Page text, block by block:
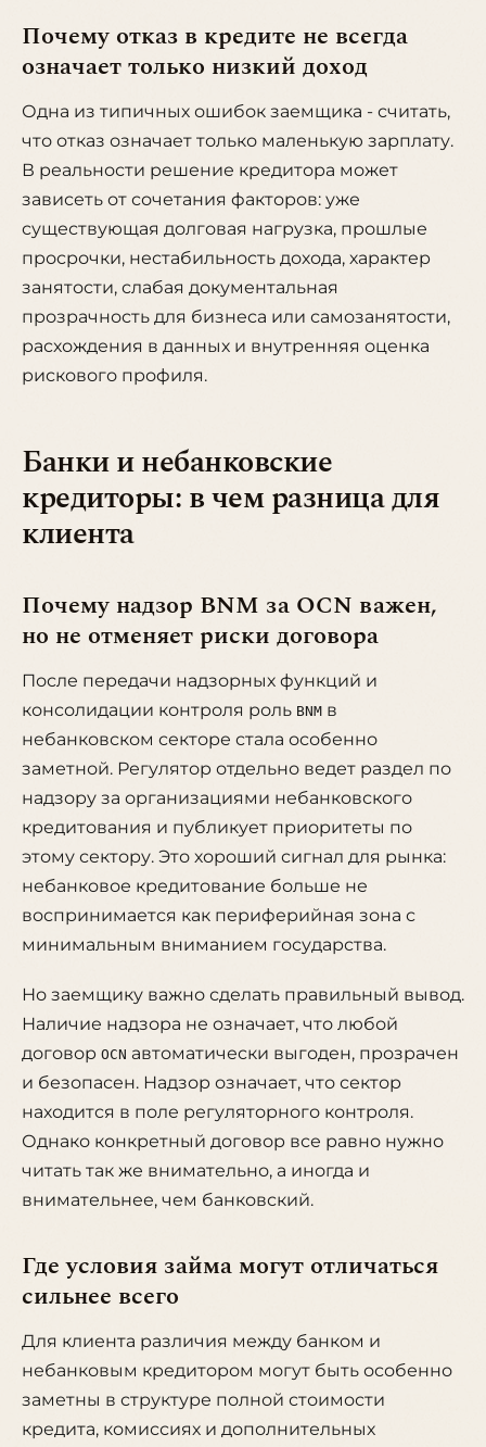
Почему отказ в кредите не всегда
означает только низкий доход
Одна из типичных ошибок заемщика - считать,
что отказ означает только маленькую зарплату.
В реальности решение кредитора может
зависеть от сочетания факторов: уже
существующая долговая нагрузка, прошлые
просрочки, нестабильность дохода, характер
занятости, слабая документальная
прозрачность для бизнеса или самозанятости,
расхождения в данных и внутренняя оценка
рискового профиля.
Банки и небанковские
кредиторы: в чем разница для
клиента
Почему надзор BNM за OCN важен,
но не отменяет риски договора
После передачи надзорных функций и
консолидации контроля роль BNM в
небанковском секторе стала особенно
заметной. Регулятор отдельно ведет раздел по
надзору за организациями небанковского
кредитования и публикует приоритеты по
этому сектору. Это хороший сигнал для рынка:
небанковое кредитование больше не
воспринимается как периферийная зона с
минимальным вниманием государства.
Но заемщику важно сделать правильный вывод.
Наличие надзора не означает, что любой
договор OCN автоматически выгоден, прозрачен
и безопасен. Надзор означает, что сектор
находится в поле регуляторного контроля.
Однако конкретный договор все равно нужно
читать так же внимательно, а иногда и
внимательнее, чем банковский.
Где условия займа могут отличаться
сильнее всего
Для клиента различия между банком и
небанковым кредитором могут быть особенно
заметны в структуре полной стоимости
кредита, комиссиях и дополнительных